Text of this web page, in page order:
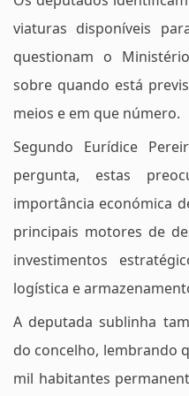
viaturas disponíveis
questionam o
sobre quando está
meios e em que número.
Segundo Eurídice
pergunta, estas
importância económica
principais motores de
investimentos
logística e
A deputada sublinha
do concelho, lembrando
mil habitantes